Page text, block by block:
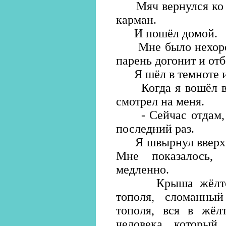
Мяч вернулся ко
карман.
И пошёл домой.
Мне было
парень догонит и
Я шёл в темноте и
Когда я вошёл
смотрел на меня.
- Сейчас отдам, -
последний раз.
Я швырнул вверх,
Мне
медленно.
Крыша жёлтого
тополя,
тополя, вся в